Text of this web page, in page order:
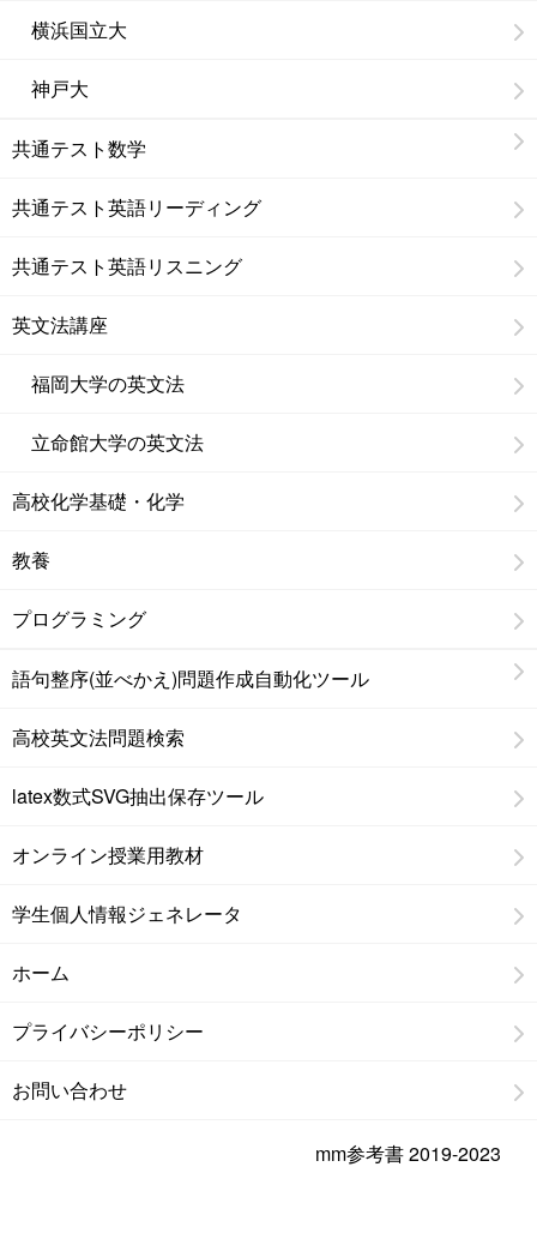
横浜国立大
神戸大
共通テスト数学
共通テスト英語リーディング
共通テスト英語リスニング
英文法講座
福岡大学の英文法
立命館大学の英文法
高校化学基礎・化学
教養
プログラミング
語句整序(並べかえ)問題作成自動化ツール
高校英文法問題検索
latex数式SVG抽出保存ツール
オンライン授業用教材
学生個人情報ジェネレータ
ホーム
プライバシーポリシー
お問い合わせ
mm参考書 2019-2023